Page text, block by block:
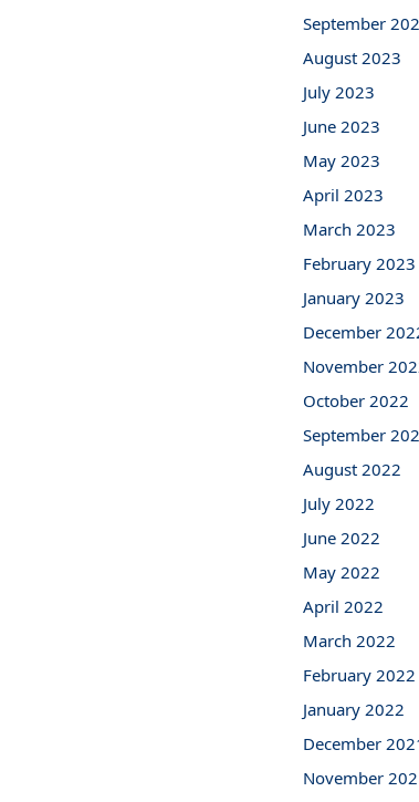
September
August 2023
July 2023
June 2023
May 2023
April 2023
March 2023
February 2023
January 2023
December
November
October 2022
September
August 2022
July 2022
June 2022
May 2022
April 2022
March 2022
February 2022
January 2022
December
November